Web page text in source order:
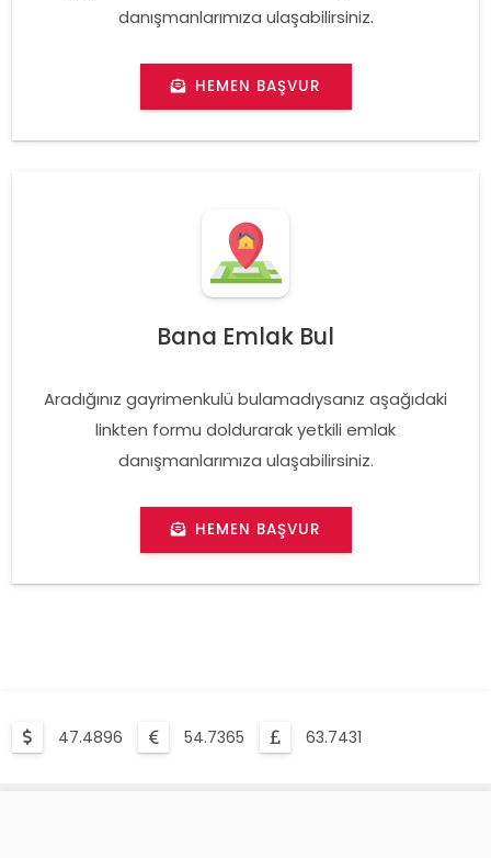
danışmanlarımıza ulaşabilirsiniz.
HEMEN BAŞVUR
Bana Emlak Bul
Aradığınız gayrimenkulü bulamadıysanız aşağıdaki
linkten formu doldurarak yetkili emlak
danışmanlarımıza ulaşabilirsiniz.
HEMEN BAŞVUR
47.4896 54.7365 63.7431